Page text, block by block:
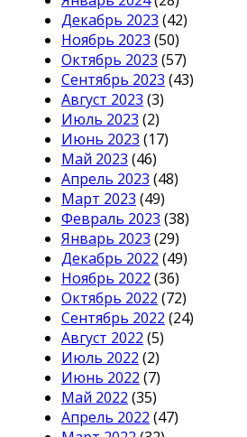
Декабрь 2023 (42)
Ноябрь 2023 (50)
Октябрь 2023 (57)
Сентябрь 2023 (43)
Август 2023 (3)
Июль 2023 (2)
Июнь 2023 (17)
Май 2023 (46)
Апрель 2023 (48)
Март 2023 (49)
Февраль 2023 (38)
Январь 2023 (29)
Декабрь 2022 (49)
Ноябрь 2022 (36)
Октябрь 2022 (72)
Сентябрь 2022 (24)
Август 2022 (5)
Июль 2022 (2)
Июнь 2022 (7)
Май 2022 (35)
Апрель 2022 (47)